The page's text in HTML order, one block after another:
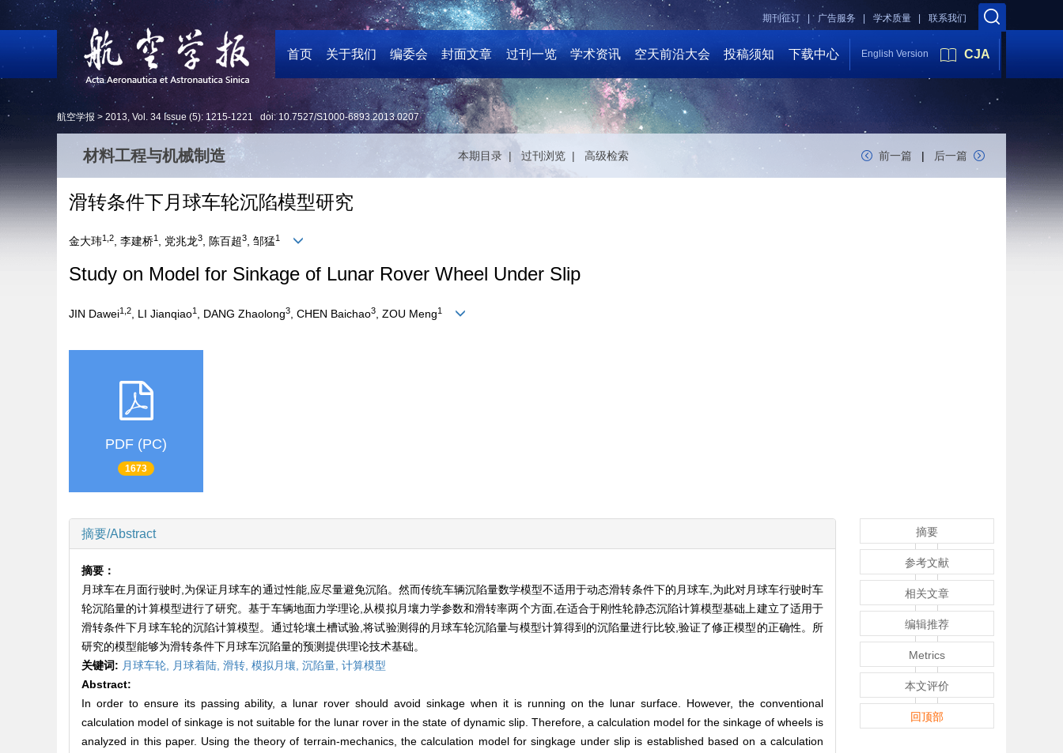
联系我们
学术质量 |
广告服务 |
期刊征订 |
首页 关于我们 编委会 封面文章 过刊一览 学术资讯 空天前沿大会 投稿须知 下载中心 English Version CJA
航空学报 > 2013, Vol. 34 Issue (5): 1215-1221 doi:10.7527/S1000-6893.2013.0207
材料工程与机械制造 本期目录 | 过刊浏览 | 高级检索 前一篇 | 后一篇
滑转条件下月球车轮沉陷模型研究
金大玮1,2, 李建桥1 , 党兆龙3, 陈百超3, 邹猛1
Study on Model for Sinkage of Lunar Rover Wheel Under Slip
JIN Dawei1,2 , LI Jianqiao1 , DANG Zhaolong3 , CHEN Baichao3 , ZOU Meng1
PDF (PC)
1673
摘要/Abstract
摘要：
月球车在月面行驶时,为保证月球车的通过性能,应尽量避免沉陷。然而传统车辆沉陷量数学模型不适用于动态滑转条件下的月球车,为此对月球车行驶时车
轮沉陷量的计算模型进行了研究。基于车辆地面力学理论,从模拟月壤力学参数和滑转率两个方面,在适合于刚性轮静态沉陷计算模型基础上建立了适用于
滑转条件下月球车轮的沉陷计算模型。通过轮壤土槽试验,将试验测得的月球车轮沉陷量与模型计算得到的沉陷量进行比较,验证了修正模型的正确性。所
研究的模型能够为滑转条件下月球车沉陷量的预测提供理论技术基础。
关键词: 月球车轮, 月球着陆, 滑转, 模拟月壤, 沉陷量, 计算模型
Abstract:
In order to ensure its passing ability, a lunar rover should avoid sinkage when it is running on the lunar surface. However, the conventional
calculation model of sinkage is not suitable for the lunar rover in the state of dynamic slip. Therefore, a calculation model for the sinkage of wheels is
analyzed in this paper. Using the theory of terrain-mechanics, the calculation model for singkage under slip is established based on a calculation
摘要
参考文献
相关文章
编辑推荐
Metrics
本文评价
回顶部